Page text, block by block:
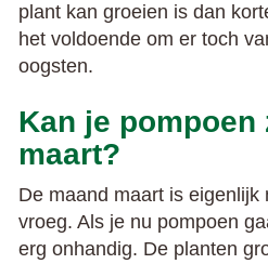
plant kan groeien is dan
het voldoende om er toch
oogsten.
Kan je pompoen
maart?
De maand maart is eigenlijk
vroeg. Als je nu pompoen
erg onhandig. De planten